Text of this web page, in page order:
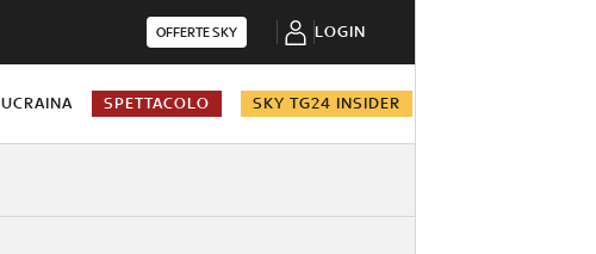
OFFERTE SKY LOGIN
UCRAINA SPETTACOLO SKY TG24 INSIDER